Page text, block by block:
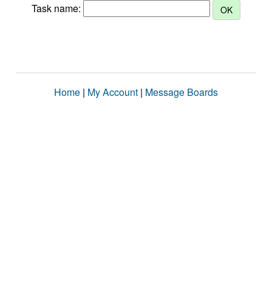
Task name:
Home | My Account | Message Boards